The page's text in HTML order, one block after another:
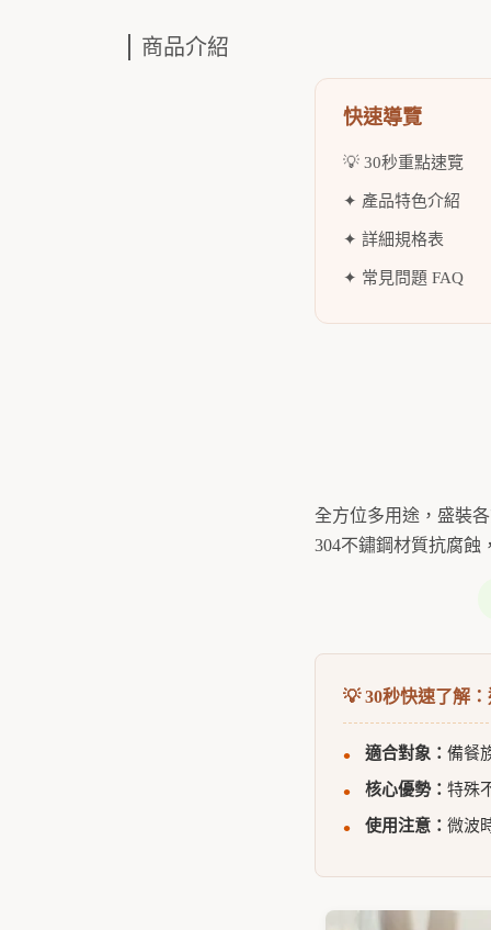
商品介紹
快速導覽
💡 30秒重點速覽
✦ 產品特色介紹
✦ 詳細規格表
✦ 常見問題 FAQ
全方位多用途，盛裝
304不鏽鋼材質抗腐蝕
💡 30秒快速了解
適合對象： 備餐
核心優勢： 特殊
使用注意： 微波